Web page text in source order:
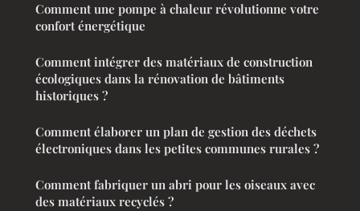
Comment une pompe à chaleur révolutionne votre
confort énergétique
Comment intégrer des matériaux de construction
écologiques dans la rénovation de bâtiments
historiques ?
Comment élaborer un plan de gestion des déchets
électroniques dans les petites communes rurales ?
Comment fabriquer un abri pour les oiseaux avec
des matériaux recyclés ?